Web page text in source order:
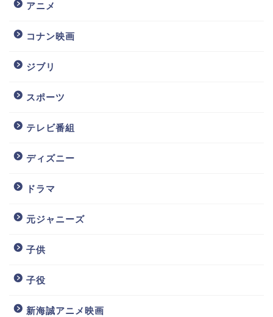
アニメ
コナン映画
ジブリ
スポーツ
テレビ番組
ディズニー
ドラマ
元ジャニーズ
子供
子役
新海誠アニメ映画